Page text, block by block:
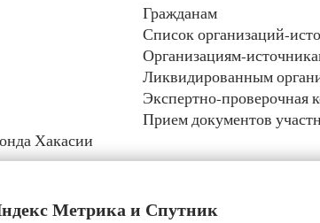
Хакасии
Гражданам
Список организаций-
Организациям-
Ликвидированным
Экспертно-проверочная
Прием документов
Метрика и Спутник